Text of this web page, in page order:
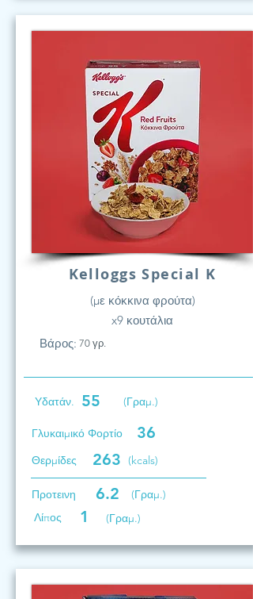
Kelloggs Special K
(με κόκκινα φρούτα)
x9 κουτάλια
Βάρος: 70 γρ.
Υδατάν. 55 (Γραμ.)
Γλυκαιμικό Φορτίο 36
Θερμίδες 263 (kcals)
Προτεινη 6.2
(Γραμ.)
Λίπος
1 (Γραμ.)